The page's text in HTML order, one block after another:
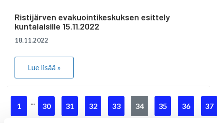
Ristijärven evakuointikeskuksen esittely
kuntalaisille 15.11.2022
18.11.2022
Lue lisää »
1 30 31 32 33 34 35 36 37